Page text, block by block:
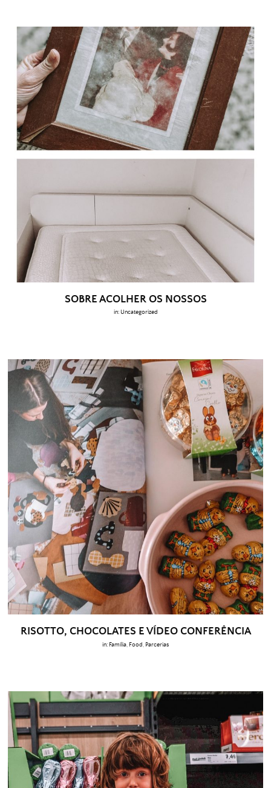
SOBRE ACOLHER OS NOSSOS
in: Uncategorized
RISOTTO, CHOCOLATES E VÍDEO CONFERÊNCIA
in: Família Food Parcerias